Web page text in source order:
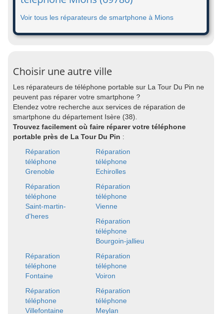
Voir tous les réparateurs de smartphone à Mions
Choisir une autre ville
Les réparateurs de téléphone portable sur La Tour Du Pin ne
peuvent pas réparer votre smartphone ?
Etendez votre recherche aux services de réparation de
smartphone du département Isère (38).
Trouvez facilement où faire réparer votre téléphone
portable près de La Tour Du Pin :
Réparation
téléphone
Grenoble
Réparation
téléphone
Echirolles
Réparation
téléphone
Saint-martin-
d'heres
Réparation
téléphone
Vienne
Réparation
téléphone
Bourgoin-jallieu
Réparation
téléphone
Fontaine
Réparation
téléphone
Voiron
Réparation
téléphone
Villefontaine
Réparation
téléphone
Meylan